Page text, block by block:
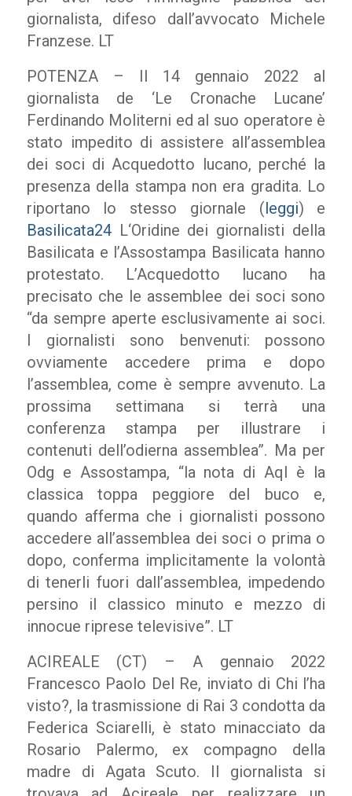
giornalista, difeso dall’avvocato Michele
Franzese. LT
POTENZA – Il 14 gennaio 2022 al
giornalista de ‘Le Cronache Lucane’
Ferdinando Moliterni ed al suo operatore è
stato impedito di assistere all’assemblea
dei soci di Acquedotto lucano, perché la
presenza della stampa non era gradita. Lo
riportano lo stesso giornale (leggi) e
Basilicata24L‘Oridine dei giornalisti della
Basilicata e l’Assostampa Basilicata hanno
protestato. L’Acquedotto lucano ha
precisato che le assemblee dei soci sono
“da sempre aperte esclusivamente ai soci.
I giornalisti sono benvenuti: possono
ovviamente accedere prima e dopo
l’assemblea, come è sempre avvenuto. La
prossima settimana si terrà una
conferenza stampa per illustrare i
contenuti dell’odierna assemblea”. Ma per
Odg e Assostampa, “la nota di Aql è la
classica toppa peggiore del buco e,
quando afferma che i giornalisti possono
accedere all’assemblea dei soci o prima o
dopo, conferma implicitamente la volontà
di tenerli fuori dall’assemblea, impedendo
persino il classico minuto e mezzo di
innocue riprese televisive”. LT
ACIREALE (CT) – A gennaio 2022
Francesco Paolo Del Re, inviato di Chi l’ha
visto?, la trasmissione di Rai 3 condotta da
Federica Sciarelli, è stato minacciato da
Rosario Palermo, ex compagno della
madre di Agata Scuto. Il giornalista si